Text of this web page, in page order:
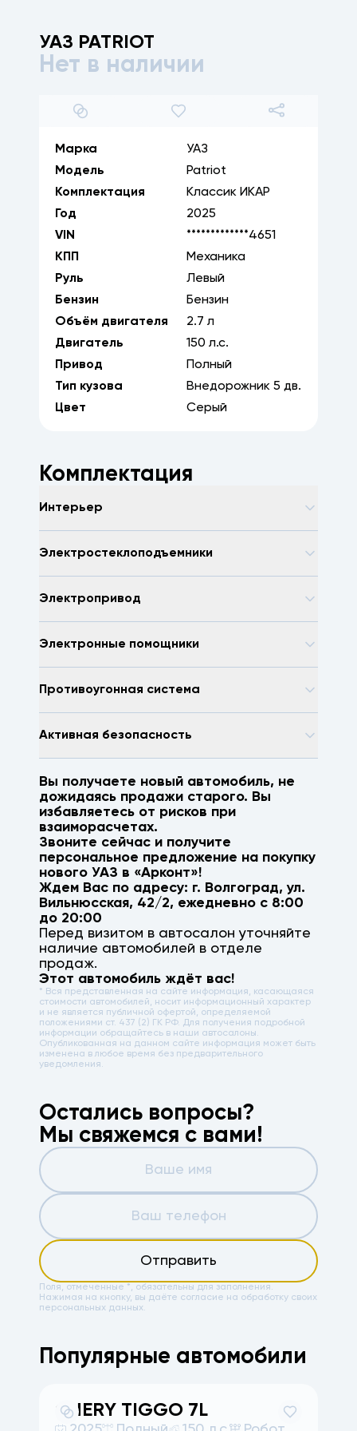
УАЗ PATRIOT
Нет в наличии
1/15
Марка
УАЗ
Модель
Patriot
Комплектация
Классик ИКАР
Год
2025
VIN
*************4651
КПП
Механика
Руль
Левый
Бензин
Бензин
Объём двигателя
2.7 л
Двигатель
150 л.с.
Привод
Полный
Тип кузова
Внедорожник 5 дв.
Цвет
Серый
Комплектация
Интерьер
Электростеклоподъемники
Электропривод
Электронные помощники
Противоугонная система
Активная безопасность
Вы получаете новый автомобиль, не
дожидаясь продажи старого. Вы
избавляетесь от рисков при
взаиморасчетах.
Звоните сейчас и получите
персональное предложение на покупку
нового УАЗ в «Арконт»!
Ждем Вас по адресу: г. Волгоград,ул.
Вильнюсская, 42/2, ежедневно с 8:00
до 20:00
Перед визитом в автосалон уточняйте
наличие автомобилей в отделе
продаж.
Этот автомобиль ждёт вас!
* Вся представленная на сайте информация, касающаяся
стоимости автомобилей, носит информационный характер
и не является публичной офертой, определяемой
положениями ст. 437 (2) ГК РФ. Для получения подробной
информации обращайтесь в наши автосалоны.
Опубликованная на данном сайте информация может быть
изменена в любое время без предварительного
уведомления.
Остались вопросы?
Мы свяжемся с вами!
Отправить
Поля, отмеченные *, обязательны для заполнения.
Нажимая на кнопку, вы даёте согласие на обработку своих
персональных данных.
Популярные автомобили
CHERY TIGGO 7L